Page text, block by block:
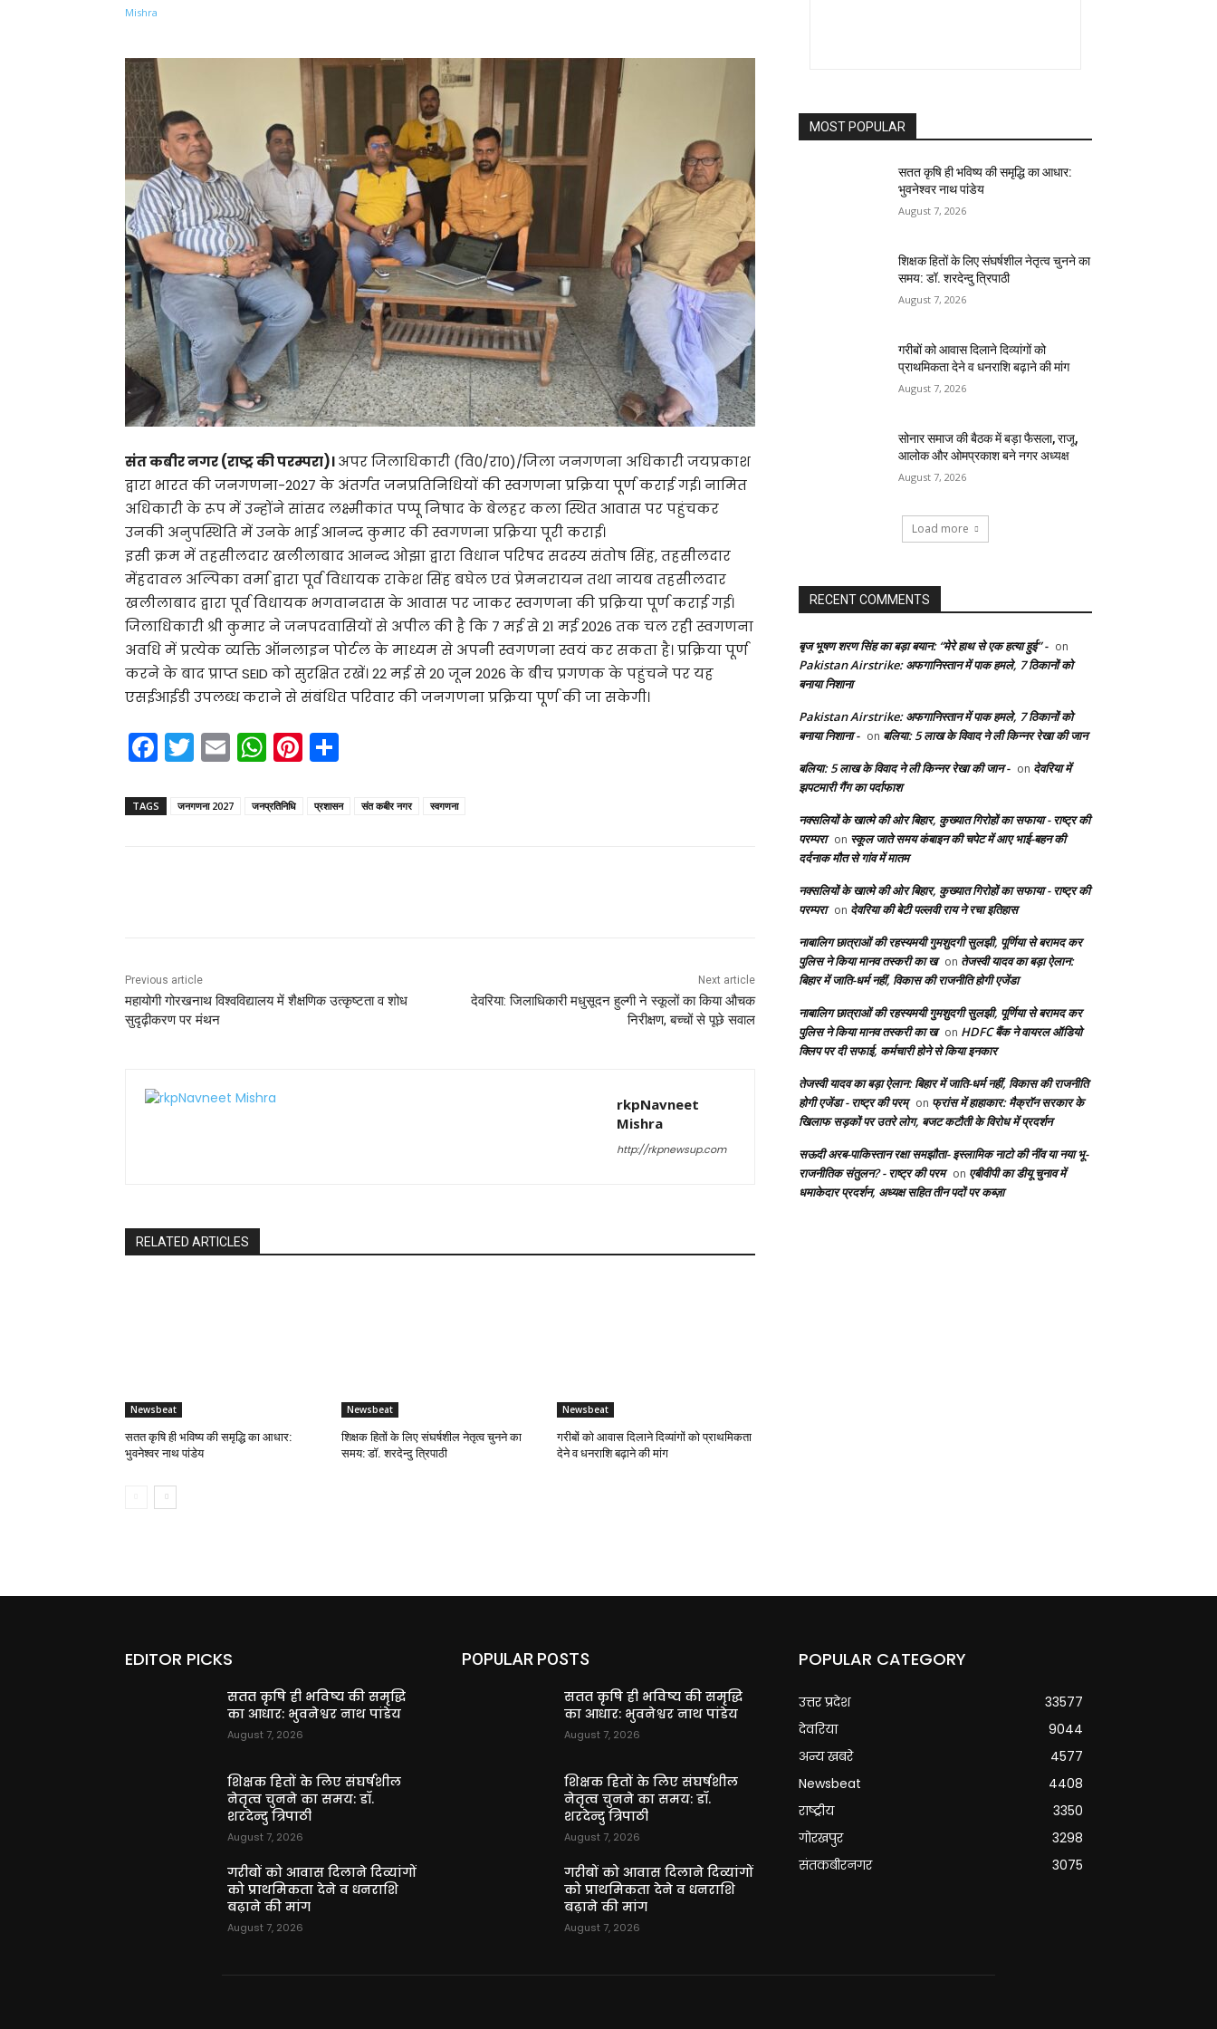
संत कबीर नगर (राष्ट्र की परम्परा)।अपर जिलाधिकारी (वि0/रा0)/जिला जनगणना अधिकारी जयप्रकाश
द्वारा भारत की जनगणना-2027 के अंतर्गत जनप्रतिनिधियों की स्वगणना प्रक्रिया पूर्ण कराई गई। नामित
अधिकारी के रूप में उन्होंने सांसद लक्ष्मीकांत पप्पू निषाद के बेलहर कला स्थित आवास पर पहुंचकर
उनकी अनुपस्थिति में उनके भाई आनन्द कुमार की स्वगणना प्रक्रिया पूरी कराई।
इसी क्रम में तहसीलदार खलीलाबाद आनन्द ओझा द्वारा विधान परिषद सदस्य संतोष सिंह, तहसीलदार
मेंहदावल अल्पिका वर्मा द्वारा पूर्व विधायक राकेश सिंह बघेल एवं प्रेमनरायन तथा नायब तहसीलदार
खलीलाबाद द्वारा पूर्व विधायक भगवानदास के आवास पर जाकर स्वगणना की प्रक्रिया पूर्ण कराई गई।
जिलाधिकारी श्री कुमार ने जनपदवासियों से अपील की है कि 7 मई से 21 मई 2026 तक चल रही स्वगणना
अवधि में प्रत्येक व्यक्ति ऑनलाइन पोर्टल के माध्यम से अपनी स्वगणना स्वयं कर सकता है। प्रक्रिया पूर्ण
करने के बाद प्राप्त SEID को सुरक्षित रखें। 22 मई से 20 जून 2026 के बीच प्रगणक के पहुंचने पर यह
एसईआईडी उपलब्ध कराने से संबंधित परिवार की जनगणना प्रक्रिया पूर्ण की जा सकेगी।
F
a
c
T
w
itt
E
m
ai
W
h
a
Pi
nt
er ar
TAGS जनगणना 2027 जनप्रतिनिधि प्रशासन संत कबीर नगर स्वगणना
Previous article
महायोगी गोरखनाथ विश्वविद्यालय में शैक्षणिक उत्कृष्टता व शोध
सुदृढ़ीकरण पर मंथन
Next article
देवरिया: जिलाधिकारी मधुसूदन हुल्गी ने स्कूलों का किया औचक
निरीक्षण, बच्चों से पूछे सवाल
rkpNavneet
Mishra
http://rkpnewsup.com
RELATED ARTICLES
Newsbeat
सतत कृषि ही भविष्य की समृद्धि का आधार:
भुवनेश्वर नाथ पांडेय
Newsbeat
शिक्षक हितों के लिए संघर्षशील नेतृत्व चुनने का
समय: डॉ. शरदेन्दु त्रिपाठी
Newsbeat
गरीबों को आवास दिलाने दिव्यांगों को प्राथमिकता
देने व धनराशि बढ़ाने की मांग
MOST POPULAR
सतत कृषि ही भविष्य की समृद्धि का आधार:
भुवनेश्वर नाथ पांडेय
August 7, 2026
शिक्षक हितों के लिए संघर्षशील नेतृत्व चुनने का
समय: डॉ. शरदेन्दु त्रिपाठी
August 7, 2026
गरीबों को आवास दिलाने दिव्यांगों को
प्राथमिकता देने व धनराशि बढ़ाने की मांग
August 7, 2026
सोनार समाज की बैठक में बड़ा फैसला, राजू,
आलोक और ओमप्रकाश बने नगर अध्यक्ष
August 7, 2026
Load more
RECENT COMMENTS
बृज भूषण शरण सिंह का बड़ा बयान: “मेरे हाथ से एक हत्या हुई” - on
Pakistan Airstrike: अफगानिस्तान में पाक हमले, 7 ठिकानों को
बनाया निशाना
Pakistan Airstrike: अफगानिस्तान में पाक हमले, 7 ठिकानों को
बनाया निशाना - on बलिया: 5 लाख के विवाद ने ली किन्नर रेखा की जान
बलिया: 5 लाख के विवाद ने ली किन्नर रेखा की जान - on देवरिया में
झपटमारी गैंग का पर्दाफाश
नक्सलियों के खात्मे की ओर बिहार, कुख्यात गिरोहों का सफाया - राष्ट्र की
परम्परा on स्कूल जाते समय कंबाइन की चपेट में आए भाई-बहन की
दर्दनाक मौत से गांव में मातम
नक्सलियों के खात्मे की ओर बिहार, कुख्यात गिरोहों का सफाया - राष्ट्र की
परम्परा on देवरिया की बेटी पल्लवी राय ने रचा इतिहास
नाबालिग छात्राओं की रहस्यमयी गुमशुदगी सुलझी, पूर्णिया से बरामद कर
पुलिस ने किया मानव तस्करी का ख on तेजस्वी यादव का बड़ा ऐलान:
बिहार में जाति-धर्म नहीं, विकास की राजनीति होगी एजेंडा
नाबालिग छात्राओं की रहस्यमयी गुमशुदगी सुलझी, पूर्णिया से बरामद कर
पुलिस ने किया मानव तस्करी का ख on HDFC बैंक ने वायरल ऑडियो
क्लिप पर दी सफाई, कर्मचारी होने से किया इनकार
तेजस्वी यादव का बड़ा ऐलान: बिहार में जाति-धर्म नहीं, विकास की राजनीति
होगी एजेंडा - राष्ट्र की परम् on फ्रांस में हाहाकार: मैक्रॉन सरकार के
खिलाफ सड़कों पर उतरे लोग, बजट कटौती के विरोध में प्रदर्शन
सऊदी अरब-पाकिस्तान रक्षा समझौता- इस्लामिक नाटो की नींव या नया भू-
राजनीतिक संतुलन? - राष्ट्र की परम on एबीवीपी का डीयू चुनाव में
धमाकेदार प्रदर्शन, अध्यक्ष सहित तीन पदों पर कब्ज़ा
EDITOR PICKS
सतत कृषि ही भविष्य की समृद्धि
का आधार: भुवनेश्वर नाथ पांडेय
August 7, 2026
शिक्षक हितों के लिए संघर्षशील
नेतृत्व चुनने का समय: डॉ.
शरदेन्दु त्रिपाठी
August 7, 2026
गरीबों को आवास दिलाने दिव्यांगों
को प्राथमिकता देने व धनराशि
बढ़ाने की मांग
August 7, 2026
POPULAR POSTS
सतत कृषि ही भविष्य की समृद्धि
का आधार: भुवनेश्वर नाथ पांडेय
August 7, 2026
शिक्षक हितों के लिए संघर्षशील
नेतृत्व चुनने का समय: डॉ.
शरदेन्दु त्रिपाठी
August 7, 2026
गरीबों को आवास दिलाने दिव्यांगों
को प्राथमिकता देने व धनराशि
बढ़ाने की मांग
August 7, 2026
POPULAR CATEGORY
उत्तर प्रदेश
33577
देवरिया
9044
अन्य खबरे
4577
Newsbeat
4408
राष्ट्रीय
3350
गोरखपुर
3298
संतकबीरनगर
3075